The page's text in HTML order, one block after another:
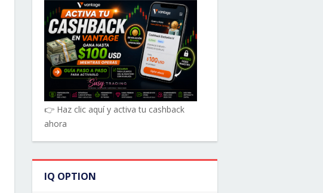
👉 Haz clic aquí y activa tu cashback
ahora
IQ OPTION